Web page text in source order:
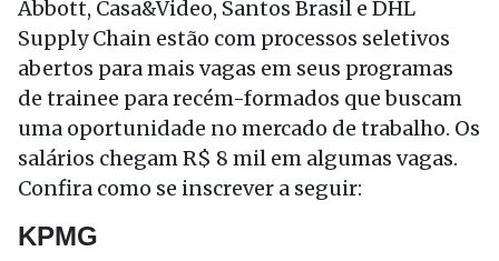
Abbott, Casa&Video, Santos Brasil e DHL
Supply Chain estão com processos seletivos
abertos para mais vagas em seus programas
de trainee para recém-formados que buscam
uma oportunidade no mercado de trabalho. Os
salários chegam R$ 8 mil em algumas vagas.
Confira como se inscrever a seguir:
KPMG